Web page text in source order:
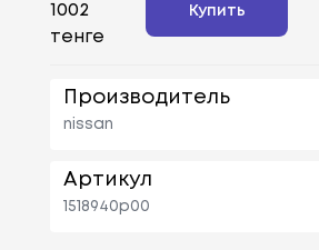
1002
тенге
Купить
Производитель
nissan
Артикул
1518940p00